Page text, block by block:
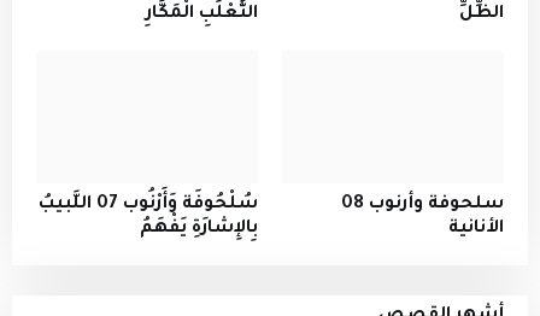
الظِّلِّ الثَّعْلَبِ الْمَكَّارِ
سلحوفة وأرنوب 08
الأنانية
سُلْحُوفَة وَأَرْنُوب 07 اللَّبيبُ
بِالإِشارَةِ يَفْهَمُ